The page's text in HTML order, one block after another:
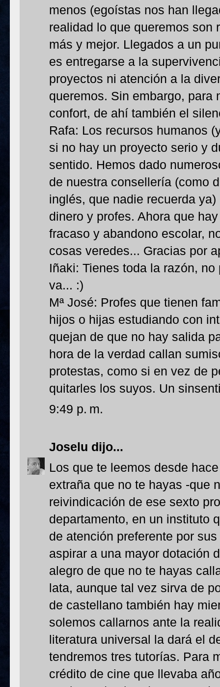
menos (egoístas nos han
realidad lo que queremos son
más y mejor. Llegados a un
es entregarse a la
proyectos ni atención a la
queremos. Sin embargo, para
confort, de ahí también el
Rafa: Los recursos humanos
si no hay un proyecto serio y
sentido. Hemos dado
de nuestra consellería (como
inglés, que nadie recuerda
dinero y profes. Ahora que
fracaso y abandono escolar,
cosas veredes... Gracias por
Iñaki: Tienes toda la razón,
va... :)
Mª José: Profes que tienen
hijos o hijas estudiando con
quejan de que no hay salida
hora de la verdad callan
protestas, como si en vez de
quitarles los suyos. Un
9:49 p. m.
Joselu dijo...
Los que te leemos desde
extraña que no te hayas -que
reivindicación de ese sexto
departamento, en un instituto
de atención preferente por
aspirar a una mayor dotación
alegro de que no te hayas
lata, aunque tal vez sirva de
de castellano también hay
solemos callarnos ante la
literatura universal la dará el
tendremos tres tutorías. Para
crédito de cine que llevaba